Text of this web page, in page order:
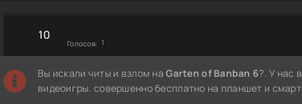
10
Голосов: 1
Вы искали читы и взлом наGarten of Banban 6?. У нас
видеоигры. совершенно бесплатно на планшет и